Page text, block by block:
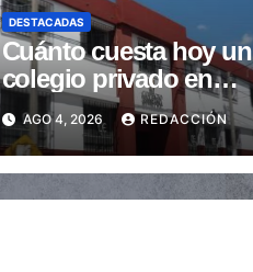
DESTACADAS
Cuánto cuesta hoy un
colegio privado en
Salta: Las cuotas van
de $110.000 a más de
$600.000
AGO 4, 2026 REDACCIÓN